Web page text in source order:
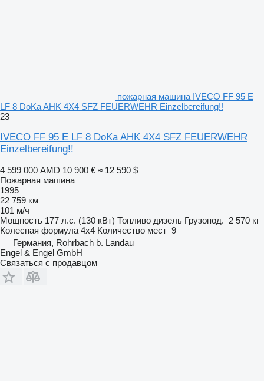
пожарная машина IVECO FF 95 E
LF 8 DoKa AHK 4X4 SFZ FEUERWEHR Einzelbereifung!!
23
IVECO FF 95 E LF 8 DoKa AHK 4X4 SFZ FEUERWEHR
Einzelbereifung!!
4 599 000 AMD 10 900 € ≈ 12 590 $
Пожарная машина
1995
22 759 км
101 м/ч
Мощность 177 л.с. (130 кВт) Топливо дизель Грузопод. 2 570 кг
Колесная формула 4x4 Количество мест 9
Германия, Rohrbach b. Landau
Engel & Engel GmbH
Связаться с продавцом